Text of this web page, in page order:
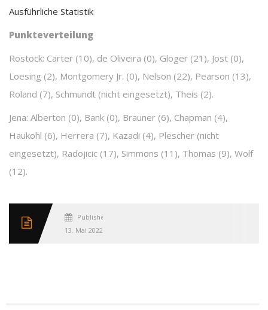
Ausführliche Statistik
Punkteverteilung
Rostock: Carter (10), de Oliveira (0), Gloger (21), Jost (0),
Loesing (2), Montgomery Jr. (0), Nelson (22), Pearson (13),
Roland (7), Schmundt (nicht eingesetzt), Theis (2).
Jena: Alberton (0), Bank (0), Brauner (6), Chapman (4),
Haukohl (6), Herrera (7), Kazadi (4), Plescher (nicht
eingesetzt), Radojicic (17), Simmons (11), Thomas (9), Wolf
(12).
Published
13. Mai 2022